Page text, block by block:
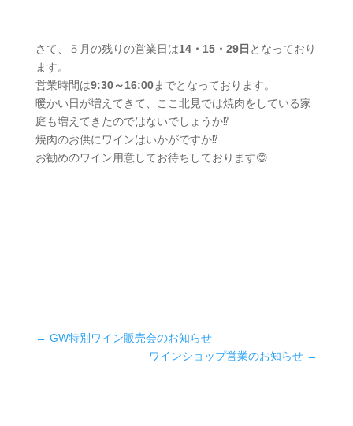
さて、５月の残りの営業日は14・15・29日 となっており
ます。
営業時間は9:30～16:00までとなっております。
暖かい日が増えてきて、ここ北見では焼肉をしている家
庭も増えてきたのではないでしょうか⁉
焼肉のお供にワインはいかがですか⁉
お勧めのワイン用意してお待ちしております😊
← GW特別ワイン販売会のお知らせ
ワインショップ営業のお知らせ →